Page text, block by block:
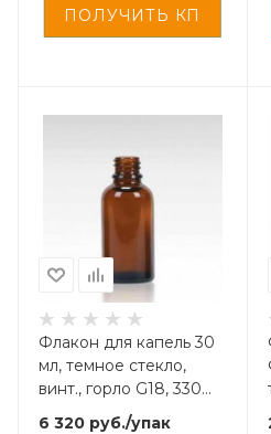
Флакон для капель 30
мл, темное стекло,
винт., горло G18, 330
6 320 руб./упак